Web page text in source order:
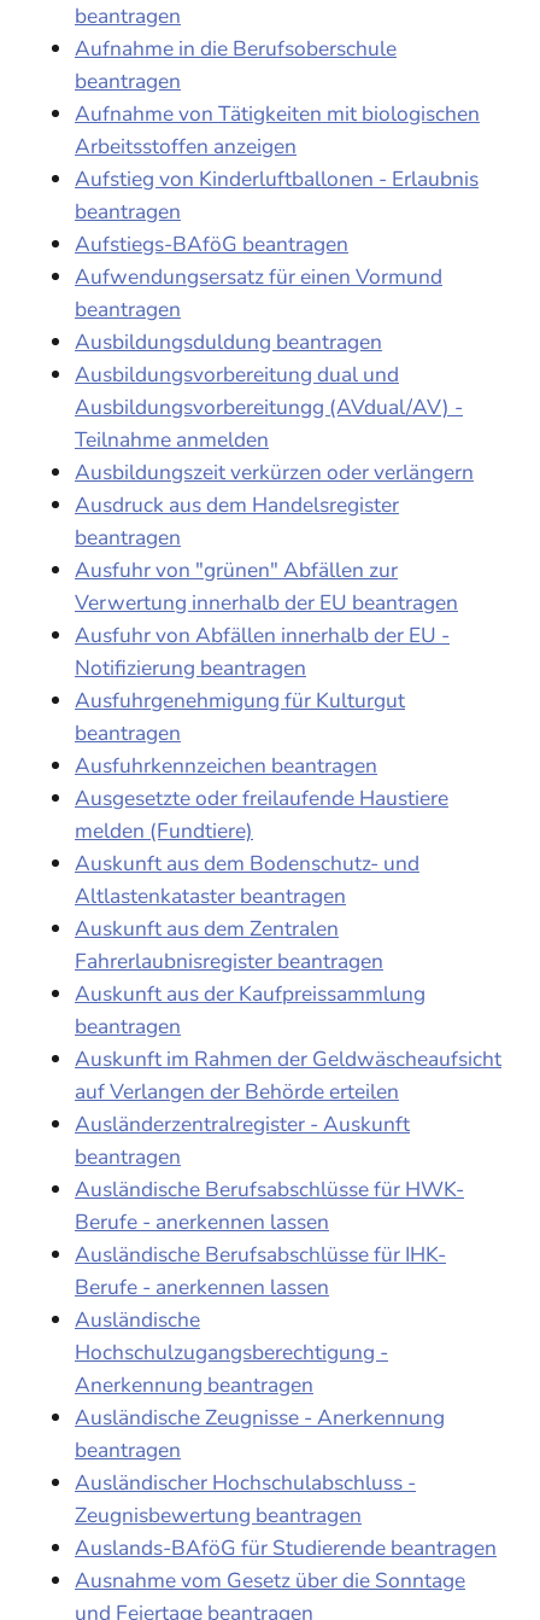
beantragen
Aufnahme in die Berufsoberschule
beantragen
Aufnahme von Tätigkeiten mit biologischen
Arbeitsstoffen anzeigen
Aufstieg von Kinderluftballonen - Erlaubnis
beantragen
Aufstiegs-BAföG beantragen
Aufwendungsersatz für einen Vormund
beantragen
Ausbildungsduldung beantragen
Ausbildungsvorbereitung dual und
Ausbildungsvorbereitungg (AVdual/AV) -
Teilnahme anmelden
Ausbildungszeit verkürzen oder verlängern
Ausdruck aus dem Handelsregister
beantragen
Ausfuhr von "grünen" Abfällen zur
Verwertung innerhalb der EU beantragen
Ausfuhr von Abfällen innerhalb der EU -
Notifizierung beantragen
Ausfuhrgenehmigung für Kulturgut
beantragen
Ausfuhrkennzeichen beantragen
Ausgesetzte oder freilaufende Haustiere
melden (Fundtiere)
Auskunft aus dem Bodenschutz- und
Altlastenkataster beantragen
Auskunft aus dem Zentralen
Fahrerlaubnisregister beantragen
Auskunft aus der Kaufpreissammlung
beantragen
Auskunft im Rahmen der Geldwäscheaufsicht
auf Verlangen der Behörde erteilen
Ausländerzentralregister - Auskunft
beantragen
Ausländische Berufsabschlüsse für HWK-
Berufe - anerkennen lassen
Ausländische Berufsabschlüsse für IHK-
Berufe - anerkennen lassen
Ausländische
Hochschulzugangsberechtigung -
Anerkennung beantragen
Ausländische Zeugnisse - Anerkennung
beantragen
Ausländischer Hochschulabschluss -
Zeugnisbewertung beantragen
Auslands-BAföG für Studierende beantragen
Ausnahme vom Gesetz über die Sonntage
und Feiertage beantragen